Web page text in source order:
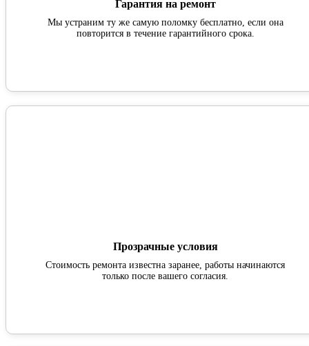
Гарантия на ремонт
Мы устраним ту же самую поломку бесплатно, если она
повторится в течение гарантийного срока.
Прозрачные условия
Стоимость ремонта известна заранее, работы начинаются
только после вашего согласия.